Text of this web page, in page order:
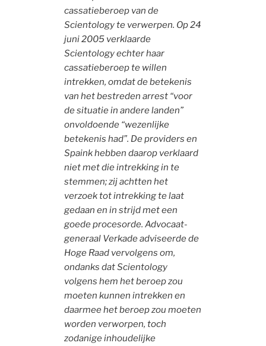
cassatieberoep van de
Scientology te verwerpen. Op 24
juni 2005 verklaarde
Scientology echter haar
cassatieberoep te willen
intrekken, omdat de betekenis
van het bestreden arrest “voor
de situatie in andere landen”
onvoldoende “wezenlijke
betekenis had”. De providers en
Spaink hebben daarop verklaard
niet met die intrekking in te
stemmen; zij achtten het
verzoek tot intrekking te laat
gedaan en in strijd met een
goede procesorde. Advocaat-
generaal Verkade adviseerde de
Hoge Raad vervolgens om,
ondanks dat Scientology
volgens hem het beroep zou
moeten kunnen intrekken en
daarmee het beroep zou moeten
worden verworpen, toch
zodanige inhoudelijke